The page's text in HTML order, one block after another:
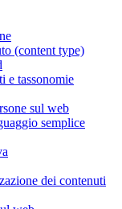
(content type)
e tassonomie
sul web
semplice
dei contenuti